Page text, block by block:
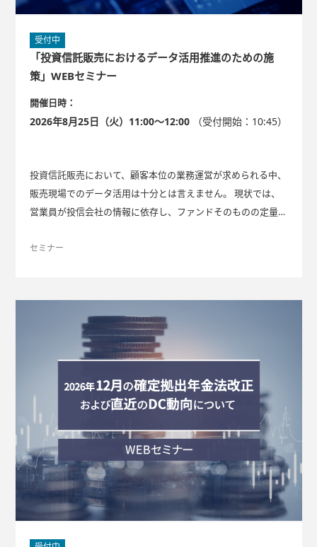
受付中
「投資信託販売におけるデータ活用推進のための施
策」WEBセミナー
開催日時：
2026年8月25日（火）11:00～12:00 （受付開始：10:45）
投資信託販売において、顧客本位の業務運営が求められる中、
販売現場でのデータ活用は十分とは言えません。 現状では、
営業員が投信会社の情報に依存し、ファンドそのものの定量分
こうした課題を解決し、販売力と顧客満足度を高めるための具
セミナー